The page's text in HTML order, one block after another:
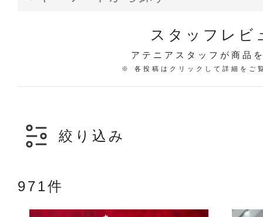
アテニア
アテニアの「
スタッフレビ
アテニアスタッフが商品
※ 各投稿はクリックして詳細をご
絞り込み
971件